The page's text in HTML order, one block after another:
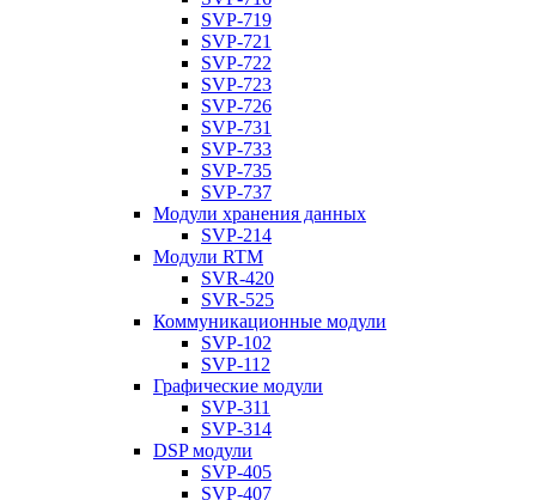
SVP-719
SVP-721
SVP-722
SVP-723
SVP-726
SVP-731
SVP-733
SVP-735
SVP-737
Модули хранения данных
SVP-214
Модули RTM
SVR-420
SVR-525
Коммуникационные модули
SVP-102
SVP-112
Графические модули
SVP-311
SVP-314
DSP модули
SVP-405
SVP-407